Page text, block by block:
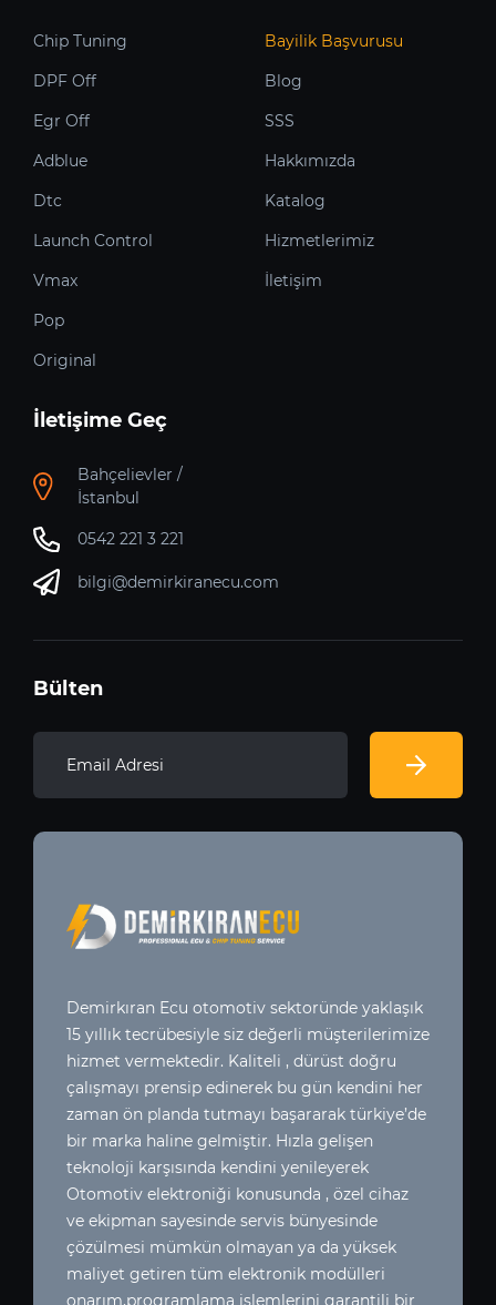
Chip Tuning
DPF Off
Egr Off
Adblue
Dtc
Launch Control
Vmax
Pop
Original
Bayilik Başvurusu
Blog
SSS
Hakkımızda
Katalog
Hizmetlerimiz
İletişim
İletişime Geç
Bahçelievler /
İstanbul
0542 221 3 221
bilgi@demirkiranecu.com
Bülten
Demirkıran Ecu otomotiv sektoründe yaklaşık
15 yıllık tecrübesiyle siz değerli müşterilerimize
hizmet vermektedir. Kaliteli , dürüst doğru
çalışmayı prensip edinerek bu gün kendini her
zaman ön planda tutmayı başararak türkiye’de
bir marka haline gelmiştir. Hızla gelişen
teknoloji karşısında kendini yenileyerek
Otomotiv elektroniği konusunda , özel cihaz
ve ekipman sayesinde servis bünyesinde
çözülmesi mümkün olmayan ya da yüksek
maliyet getiren tüm elektronik modülleri
onarım,programlama işlemlerini garantili bir